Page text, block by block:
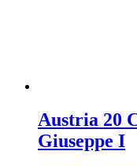
Austria 20
Giuseppe I